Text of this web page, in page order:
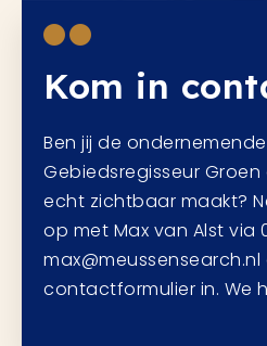
Kom in
Ben jij de
Gebiedsregisseur
echt zichtbaar maakt?
op met Max van Alst via
contactformulier in. We